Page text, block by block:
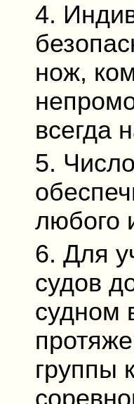
4.
нож,
всегда
5.
любого
6. Для
судов
судном
группы